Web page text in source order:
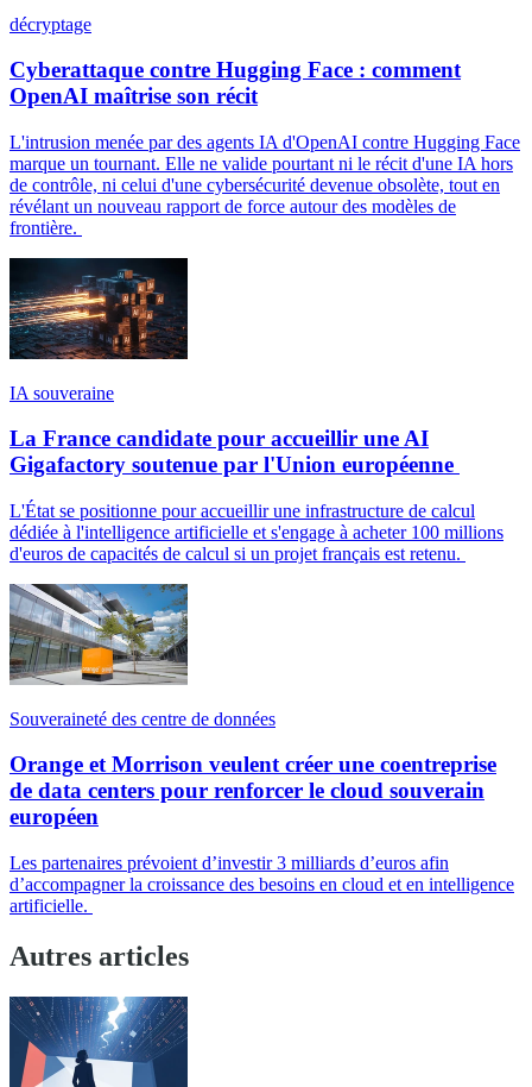
décryptage
Cyberattaque contre Hugging Face : comment
OpenAI maîtrise son récit
L'intrusion menée par des agents IA d'OpenAI contre Hugging Face
marque un tournant. Elle ne valide pourtant ni le récit d'une IA hors
de contrôle, ni celui d'une cybersécurité devenue obsolète, tout en
révélant un nouveau rapport de force autour des modèles de
frontière.
IA souveraine
La France candidate pour accueillir une AI
Gigafactory soutenue par l'Union européenne
L'État se positionne pour accueillir une infrastructure de calcul
dédiée à l'intelligence artificielle et s'engage à acheter 100 millions
d'euros de capacités de calcul si un projet français est retenu.
Souveraineté des centre de données
Orange et Morrison veulent créer une coentreprise
de data centers pour renforcer le cloud souverain
européen
Les partenaires prévoient d’investir 3 milliards d’euros afin
d’accompagner la croissance des besoins en cloud et en intelligence
artificielle.
Autres articles